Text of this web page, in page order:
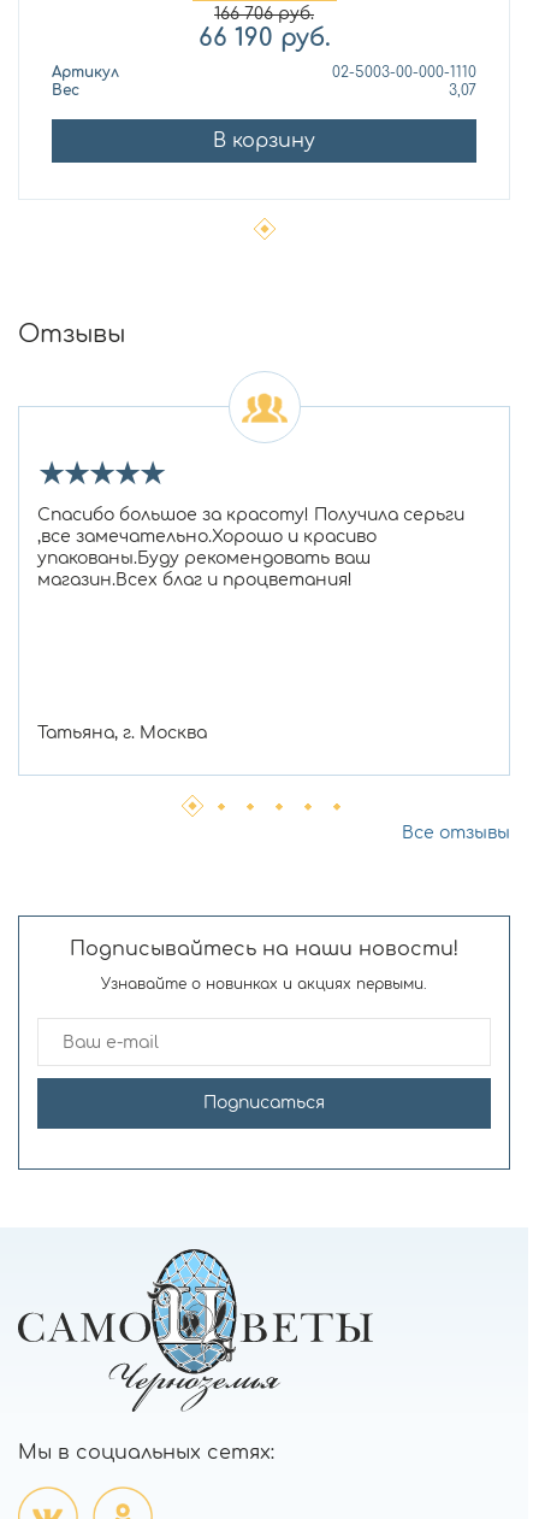
166 706руб.
66 190 руб.
Артикул
02-5003-00-000-1110
Вес
3,07
В корзину
Отзывы
★★★★★
Спасибо большое за красоту! Получила серьги
,все замечательно.Хорошо и красиво
упакованы.Буду рекомендовать ваш
магазин.Всех благ и процветания!
Татьяна, г. Москва
Все отзывы
Подписывайтесь на наши новости!
Узнавайте о новинках и акциях первыми.
Подписаться
Мы в социальных сетях: